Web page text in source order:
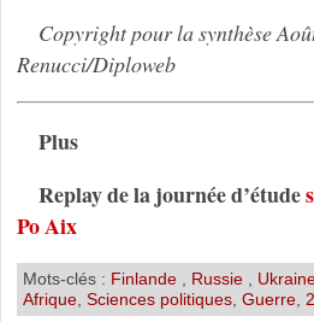
Copyright pour la synthèse
Renucci/Diploweb
Plus
Replay de la journée d’étude
Po Aix
Mots-clés : Finlande Russie
Afrique, Sciences politiques, Guerre,